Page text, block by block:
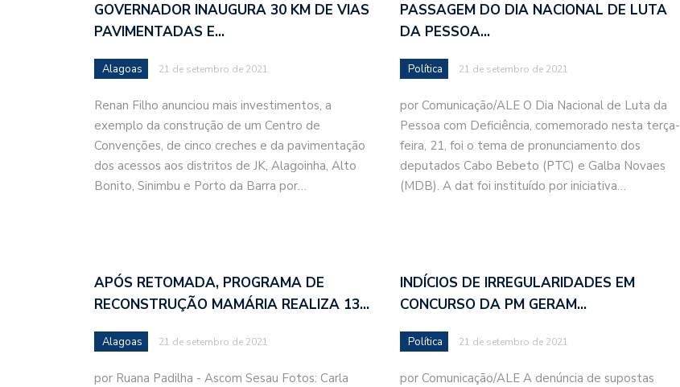
GOVERNADOR INAUGURA 30 KM DE VIAS
PAVIMENTADAS E…
Alagoas 21 de setembro de 2021
Renan Filho anunciou mais investimentos, a
exemplo da construção de um Centro de
Convenções, de cinco creches e da pavimentação
dos acessos aos distritos de JK, Alagoinha, Alto
Bonito, Sinimbu e Porto da Barra por…
PASSAGEM DO DIA NACIONAL DE LUTA
DA PESSOA…
Política 21 de setembro de 2021
por Comunicação/ALE O Dia Nacional de Luta da
Pessoa com Deficiência, comemorado nesta terça-
feira, 21, foi o tema de pronunciamento dos
deputados Cabo Bebeto (PTC) e Galba Novaes
(MDB). A dat foi instituído por iniciativa…
APÓS RETOMADA, PROGRAMA DE
RECONSTRUÇÃO MAMÁRIA REALIZA 13…
Alagoas 21 de setembro de 2021
por Ruana Padilha - Ascom Sesau Fotos: Carla
INDÍCIOS DE IRREGULARIDADES EM
CONCURSO DA PM GERAM…
Política 21 de setembro de 2021
por Comunicação/ALE A denúncia de supostas